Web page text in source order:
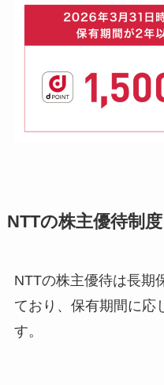
NTTの株主優待制度
NTTの株主優待は長期
ており、保有期間に応
す。